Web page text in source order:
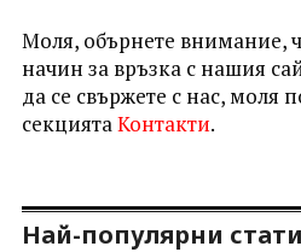
Моля, обърнете внимание,
начин за връзка с нашия
да се свържете с нас, моля
секциятаКонтакти.
Най-популярни